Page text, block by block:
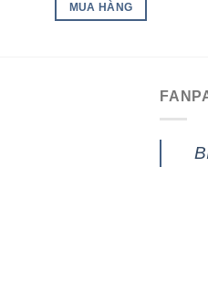
MUA HÀNG